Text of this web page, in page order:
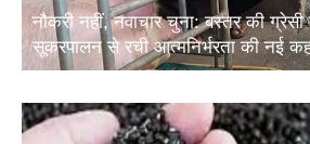
नौकरी नहीं, नवाचार चुना: बस्तर की
सूकरपालन से रची आत्मनिर्भरता की नई